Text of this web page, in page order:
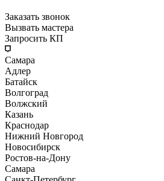
Заказать звонок
Вызвать мастера
Запросить КП
Самара
Адлер
Батайск
Волгоград
Волжский
Казань
Краснодар
Нижний Новгород
Новосибирск
Ростов-на-Дону
Самара